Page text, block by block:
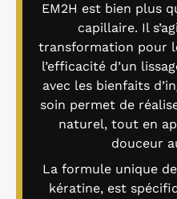
EM2H est bien plus
capillaire. Il
transformation pour
l’efficacité d’un
avec les bienfaits
soin permet de
naturel, tout en
douceur
La formule unique
kératine, est